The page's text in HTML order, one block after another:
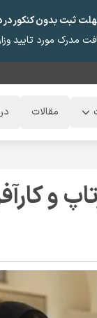
ثبت بدون کنکور در
مدرک مورد تایید وزارت
مقالات
و